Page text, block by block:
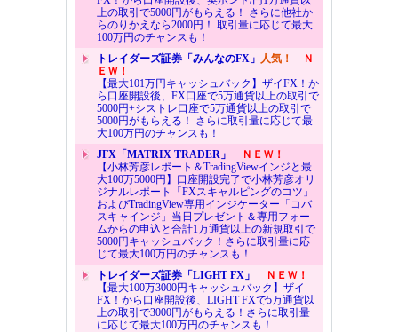
上の取引で5000円がもらえる！ さらに他社か
らのりかえなら2000円！ 取引量に応じて最大
100万円のチャンスも！
トレイダーズ証券「みんなのFX」 人気！
Ｎ
ＥＷ！
【最大101万円キャッシュバック】ザイFX！か
ら口座開設後、FX口座で5万通貨以上の取引で
5000円+シストレ口座で5万通貨以上の取引で
5000円がもらえる！ さらに取引量に応じて最
大100万円のチャンスも！
JFX「MATRIX TRADER」
ＮＥＷ！
【小林芳彦レポート＆TradingViewインジと最
大100万5000円】口座開設完了で小林芳彦オリ
ジナルレポート「FXスキャルピングのコツ」
およびTradingView専用インジケーター「コバ
スキャインジ」当日プレゼント＆専用フォー
ムからの申込と合計1万通貨以上の新規取引で
5000円キャッシュバック！さらに取引量に応
じて最大100万円のチャンスも！
トレイダーズ証券「LIGHT FX」
ＮＥＷ！
【最大100万3000円キャッシュバック】ザイ
FX！から口座開設後、LIGHT FXで5万通貨以
上の取引で3000円がもらえる！さらに取引量
に応じて最大100万円のチャンスも！